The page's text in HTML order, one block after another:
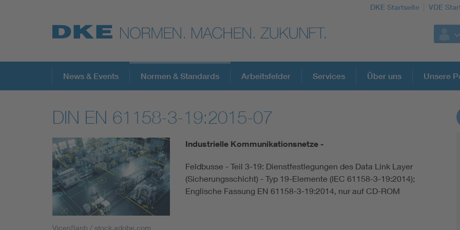
DKE Startseite VDE
Top-Themen
VDE Fokusthemen
Digital Security
Energy
Health
DKE Fachinformationen im Kontext der
Circular Economy für mehr Ressourceneffizienz
News & Events Normen & Standards Arbeitsfelder Services Über uns Unsere
DIN EN 61158-3-19:2015-07
VicenSanh / stock.adobe.com
Industrielle Kommunikationsnetze -
Feldbusse - Teil 3-19: Dienstfestlegungen des Data Link Layer
(Sicherungsschicht) - Typ 19-Elemente (IEC 61158-3-19:2014);
Englische Fassung EN 61158-3-19:2014, nur auf CD-ROM